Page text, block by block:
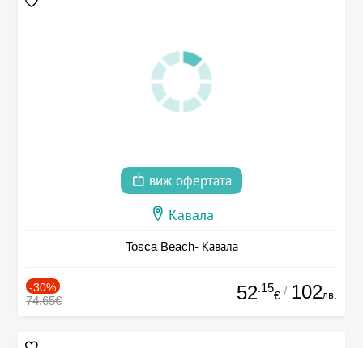
виж офертата
Кавала
Tosca Beach- Кавала
-30%
74.65€ 52.15
€ / 102лв.